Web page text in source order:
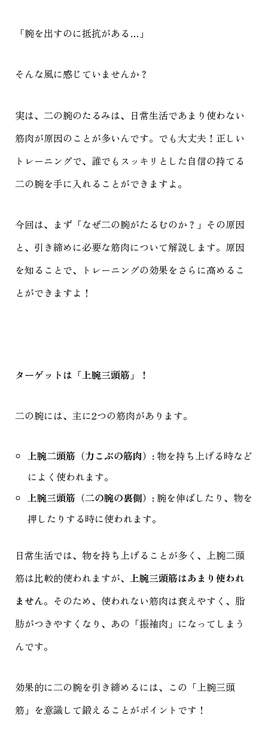
「腕を出すのに抵抗がある…」
そんな風に感じていませんか？
実は、二の腕のたるみは、日常生活であまり使わない
筋肉が原因のことが多いんです。でも大丈夫！正しい
トレーニングで、誰でもスッキリとした自信の持てる
二の腕を手に入れることができますよ。
今回は、まず「なぜ二の腕がたるむのか？」その原因
と、引き締めに必要な筋肉について解説します。原因
を知ることで、トレーニングの効果をさらに高めるこ
とができますよ！
ターゲットは「上腕三頭筋」！
二の腕には、主に2つの筋肉があります。
上腕二頭筋（力こぶの筋肉） : 物を持ち上げる時など
によく使われます。
上腕三頭筋（二の腕の裏側） : 腕を伸ばしたり、物を
押したりする時に使われます。
日常生活では、物を持ち上げることが多く、上腕二頭
筋は比較的使われますが、
上腕三頭筋はあまり使われ
ません。そのため、使われない筋肉は衰えやすく、脂
肪がつきやすくなり、あの「振袖肉」になってしまう
んです。
効果的に二の腕を引き締めるには、この「上腕三頭
筋」を意識して鍛えることがポイントです！